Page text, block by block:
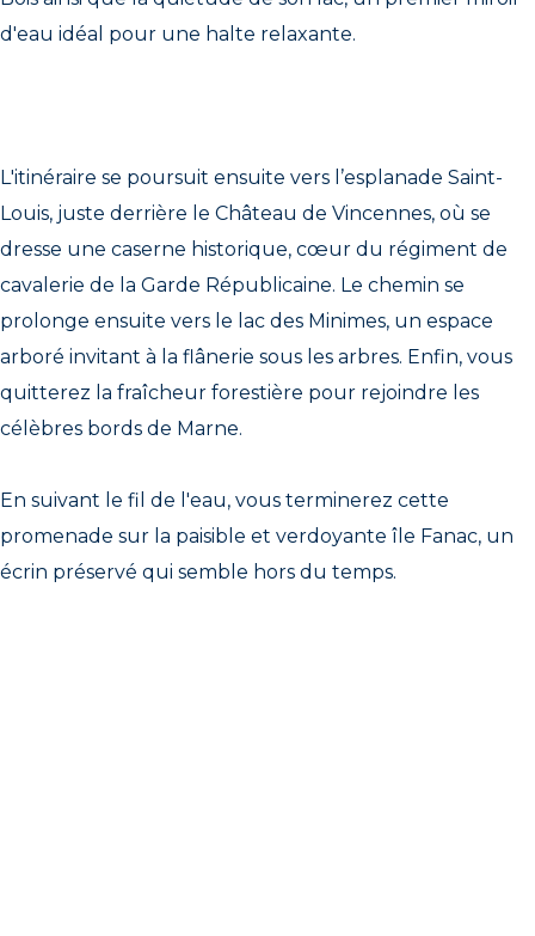
d'eau idéal pour une halte relaxante.
L'itinéraire se poursuit ensuite vers l’esplanade Saint-
Louis, juste derrière le Château de Vincennes, où se
dresse une caserne historique, cœur du régiment de
cavalerie de la Garde Républicaine. Le chemin se
prolonge ensuite vers le lac des Minimes, un espace
arboré invitant à la flânerie sous les arbres. Enfin, vous
quitterez la fraîcheur forestière pour rejoindre les
célèbres bords de Marne.
En suivant le fil de l'eau, vous terminerez cette
promenade sur la paisible et verdoyante île Fanac, un
écrin préservé qui semble hors du temps.